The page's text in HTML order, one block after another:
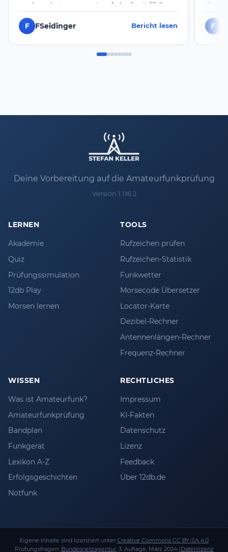
noch mal einen erneuten Anlauf mit 12db
genommen. Ich bin beeindruckt, wie schnell
ich dabei die Materie aufnehmen konnte
Prüfungssituationen dabei helfen. Heute
F FSeidinger Bericht lesen F
Deine Vorbereitung auf die Amateurfunkprüfung
Version 1.116.2
LERNEN
Akademie
Quiz
Prüfungssimulation
12db Play
Morsen lernen
TOOLS
Rufzeichen prüfen
Rufzeichen-Statistik
Funkwetter
Morsecode Übersetzer
Locator-Karte
Dezibel-Rechner
Antennenlängen-Rechner
Frequenz-Rechner
WISSEN
Was ist Amateurfunk?
Amateurfunkprüfung
Bandplan
Funkgerät
Lexikon A-Z
Erfolgsgeschichten
Notfunk
RECHTLICHES
Impressum
KI-Fakten
Datenschutz
Lizenz
Feedback
Über 12db.de
Eigene Inhalte sind lizenziert unter Creative Commons CC BY-SA 4.0
Prüfungsfragen: Bundesnetzagentur, 3. Auflage, März 2024 (Datenlizenz